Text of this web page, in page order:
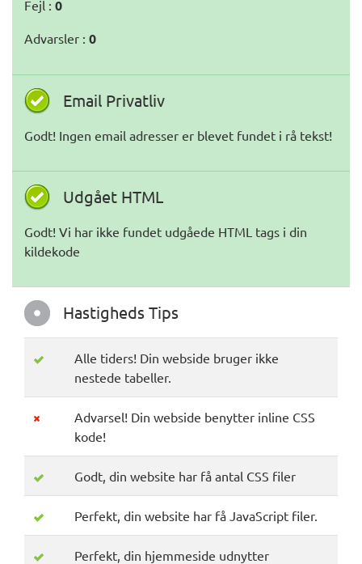
Fejl : 0
Advarsler : 0
Email Privatliv
Godt! Ingen email adresser er blevet fundet i rå tekst!
Udgået HTML
Godt! Vi har ikke fundet udgåede HTML tags i din
kildekode
Hastigheds Tips
Alle tiders! Din webside bruger ikke
nestede tabeller.
Advarsel! Din webside benytter inline CSS
kode!
Godt, din website har få antal CSS filer
Perfekt, din website har få JavaScript filer.
Perfekt, din hjemmeside udnytter